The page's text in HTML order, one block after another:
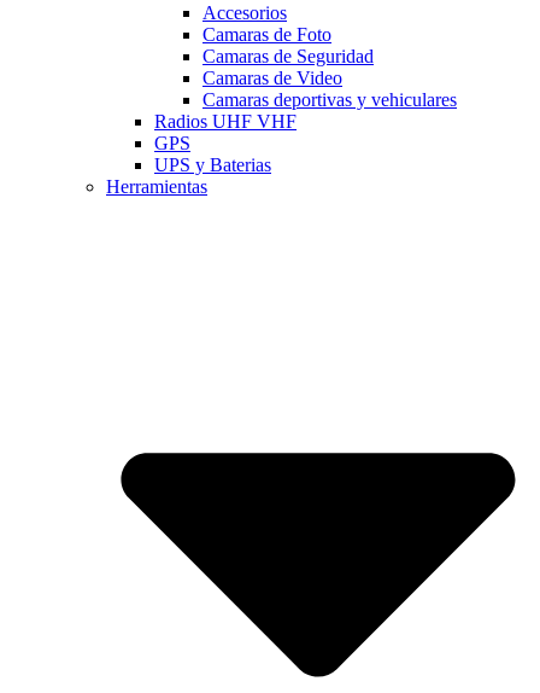
Accesorios
Camaras de Foto
Camaras de Seguridad
Camaras de Video
Camaras deportivas y vehiculares
Radios UHF VHF
GPS
UPS y Baterias
Herramientas